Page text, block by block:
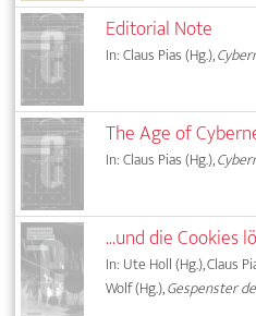
Editorial Note
In: Claus Pias (Hg.),
The Age of
In: Claus Pias (Hg.),
...und die Cookies
In: Ute Holl (Hg.), Claus
Wolf (Hg.),Gespenster